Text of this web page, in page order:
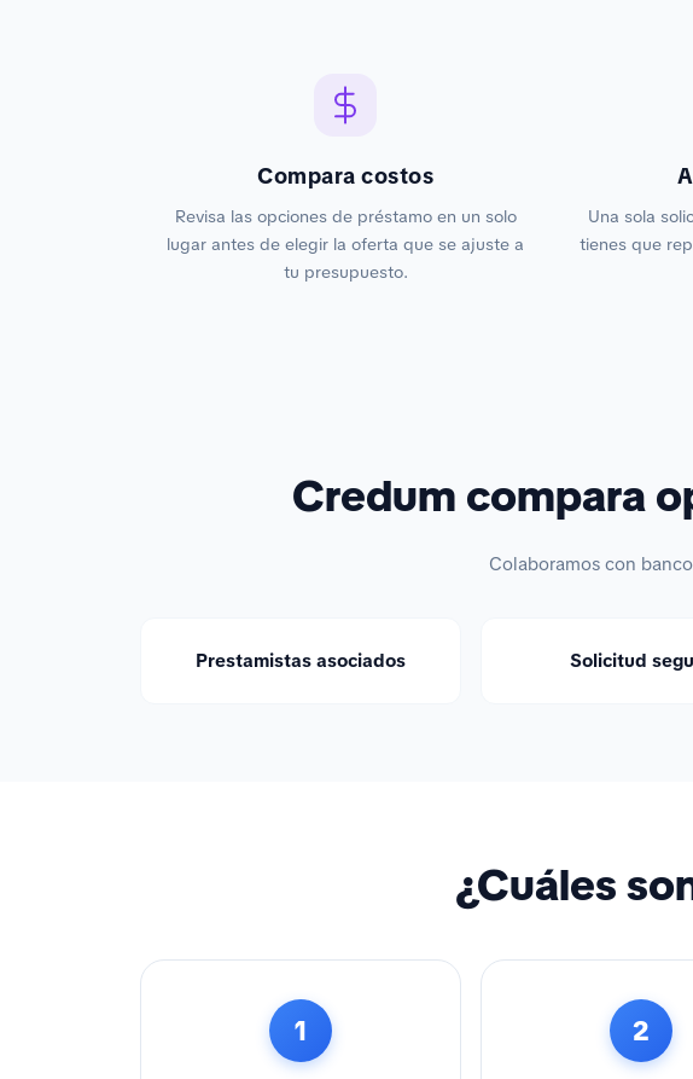
Compara costos
Revisa las opciones de préstamo en un solo
lugar antes de elegir la oferta que se ajuste a
tu presupuesto.
Una sola
tienes que
Credum compara
Colaboramos con
Prestamistas asociados Solicitud
¿Cuáles
1 2